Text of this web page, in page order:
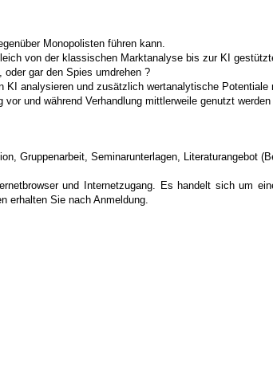
Monopolisten führen kann.
von der klassischen Marktanalyse bis zur KI
gar den Spies umdrehen ?
analysieren und zusätzlich wertanalytische Potentiale
und während Verhandlung mittlerweile genutzt werden
Gruppenarbeit, Seminarunterlagen, Literaturangebot
und Internetzugang. Es handelt sich um
erhalten Sie nach Anmeldung.